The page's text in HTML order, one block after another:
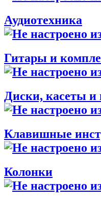
Аудиотехника
Гитары и
Диски, касеты и
Клавишные
Колонки